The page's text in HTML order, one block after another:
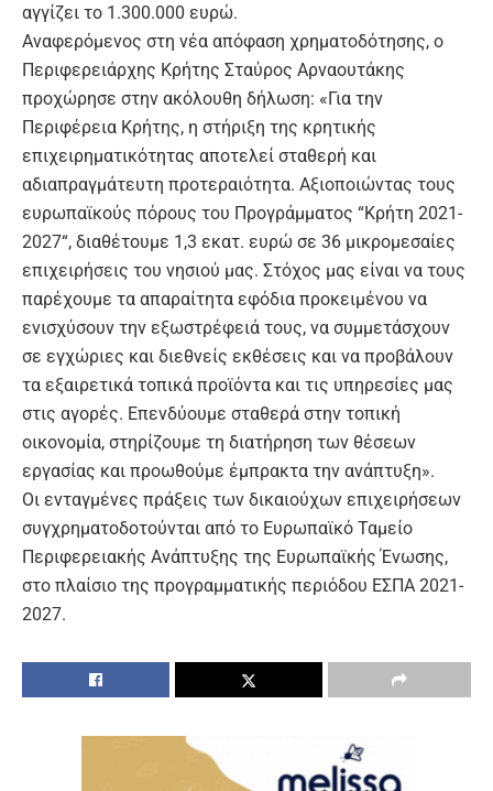
αγγίζει το 1.300.000 ευρώ.
Αναφερόμενος στη νέα απόφαση χρηματοδότησης, ο
Περιφερειάρχης Κρήτης Σταύρος Αρναουτάκης
προχώρησε στην ακόλουθη δήλωση: «Για την
Περιφέρεια Κρήτης, η στήριξη της κρητικής
επιχειρηματικότητας αποτελεί σταθερή και
αδιαπραγμάτευτη προτεραιότητα. Αξιοποιώντας τους
ευρωπαϊκούς πόρους του Προγράμματος “Κρήτη 2021-
2027“, διαθέτουμε 1,3 εκατ. ευρώ σε 36 μικρομεσαίες
επιχειρήσεις του νησιού μας. Στόχος μας είναι να τους
παρέχουμε τα απαραίτητα εφόδια προκειμένου να
ενισχύσουν την εξωστρέφειά τους, να συμμετάσχουν
σε εγχώριες και διεθνείς εκθέσεις και να προβάλουν
τα εξαιρετικά τοπικά προϊόντα και τις υπηρεσίες μας
στις αγορές. Επενδύουμε σταθερά στην τοπική
οικονομία, στηρίζουμε τη διατήρηση των θέσεων
εργασίας και προωθούμε έμπρακτα την ανάπτυξη».
Οι ενταγμένες πράξεις των δικαιούχων επιχειρήσεων
συγχρηματοδοτούνται από το Ευρωπαϊκό Ταμείο
Περιφερειακής Ανάπτυξης της Ευρωπαϊκής Ένωσης,
στο πλαίσιο της προγραμματικής περιόδου ΕΣΠΑ 2021-
2027.